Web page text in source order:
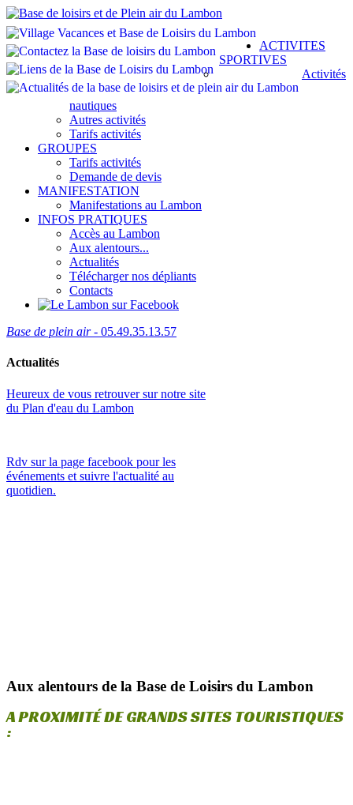
ACTIVITES
SPORTIVES
Activités
nautiques
Autres activités
Tarifs activités
GROUPES
Tarifs activités
Demande de devis
MANIFESTATION
Manifestations au Lambon
INFOS PRATIQUES
Accès au Lambon
Aux alentours...
Actualités
Télécharger nos dépliants
Contacts
Base de plein air- 05.49.35.13.57
Actualités
Heureux de vous retrouver sur notre site
du Plan d'eau du Lambon
Rdv sur la page facebook pour les
événements et suivre l'actualité au
quotidien.
Aux alentours de la Base de Loisirs du Lambon
A PROXIMITÉ DE GRANDS SITES TOURISTIQUES
: